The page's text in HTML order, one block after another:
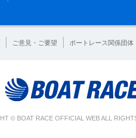
ご意見・ご要望 ボートレース関係団体
© BOAT RACE OFFICIAL WEB ALL